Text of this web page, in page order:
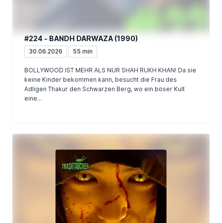
#224 - BANDH DARWAZA (1990)
30.06.2026 55 min
BOLLYWOOD IST MEHR ALS NUR SHAH RUKH KHAN! Da sie
keine Kinder bekommen kann, besucht die Frau des
Adligen Thakur den Schwarzen Berg, wo ein böser Kult
eine...